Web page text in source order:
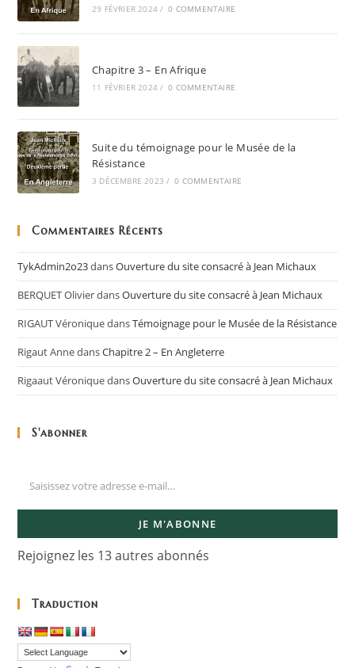
29 FÉVRIER 2024 / 0 COMMENTAIRE
Chapitre 3 – En Afrique
11 FÉVRIER 2024 / 0 COMMENTAIRE
Suite du témoignage pour le Musée de la
Résistance
3 DÉCEMBRE 2023 / 0 COMMENTAIRE
Commentaires Récents
TykAdmin2o23dansOuverture du site consacré à Jean Michaux
BERQUET OlivierdansOuverture du site consacré à Jean Michaux
RIGAUT VéroniquedansTémoignage pour le Musée de la Résistance
Rigaut AnnedansChapitre 2 – En Angleterre
Rigaaut VéroniquedansOuverture du site consacré à Jean Michaux
S'abonner
JE M'ABONNE
Rejoignez les 13 autres abonnés
Traduction